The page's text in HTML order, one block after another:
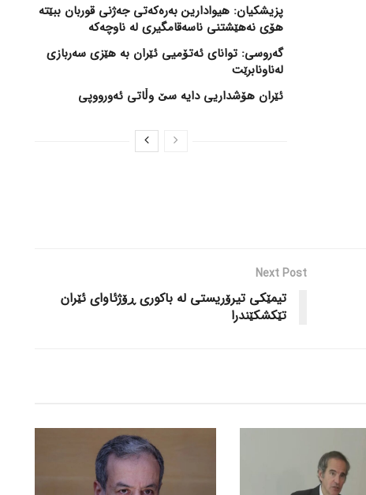
پزیشکیان: هیوادارین بەرەکەتی جەژنی قوربان ببێتە
هۆی نەهێشتنی ناسەقامگیری لە ناوچەکە
گەروسی: توانای ئەتۆمیی ئێران بە هێزی سەربازی
لەناونابرێت
ئێران هۆشداریی دایە سێ وڵاتی ئەورووپی
Next Post
تیمێکی تیرۆریستی لە باکوری ڕۆژئاوای ئێران
تێکشکێندرا